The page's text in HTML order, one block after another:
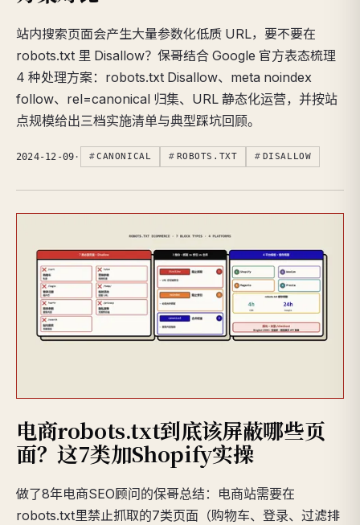
站内搜索页面会产生大量参数化低质 URL，要不要在
robots.txt 里 Disallow？保哥结合 Google 官方表态梳理
4 种处理方案：robots.txt Disallow、meta noindex
follow、rel=canonical 归集、URL 静态化运营，并按站
点规模给出三档实施清单与典型踩坑回顾。
2024-12-09 · CANONICAL ROBOTS.TXT DISALLOW
电商robots.txt到底该屏蔽哪些页
面？这7类加Shopify实操
做了8年电商SEO顾问的保哥总结：电商站需要在
robots.txt里禁止抓取的7类页面（购物车、登录、过滤排